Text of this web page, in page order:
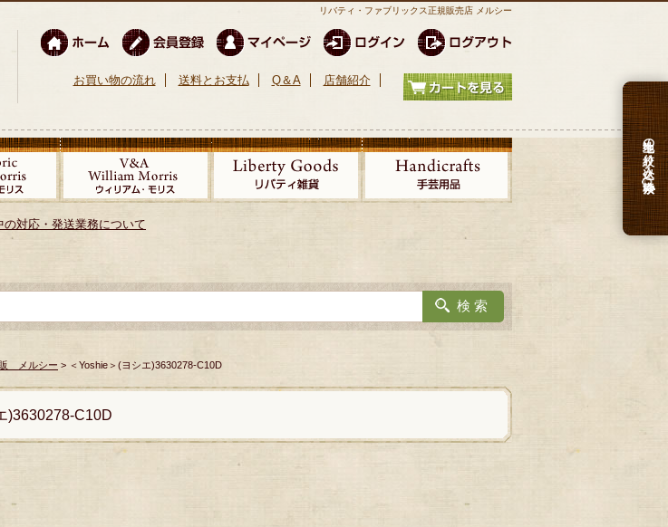
リバティ・ファブリックス正規販売店 メルシー
お買い物の流れ 送料とお支払 Q＆A 店舗紹介
対応・発送業務について
生地の絞り込み検索
販 メルシー > ＜Yoshie＞(ヨシエ)3630278-C10D
)3630278-C10D